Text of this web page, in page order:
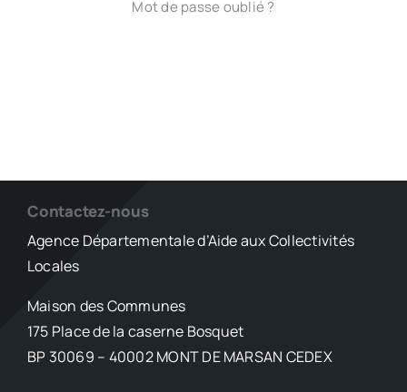
Mot de passe oublié ?
Contactez-nous
Agence Départementale d’Aide aux Collectivités
Locales
Maison des Communes
175 Place de la caserne Bosquet
BP 30069 – 40002 MONT DE MARSAN CEDEX